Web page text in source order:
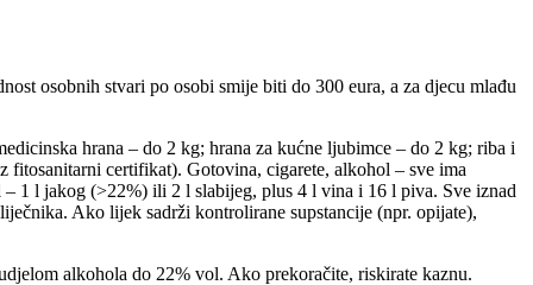
osobnih stvari po osobi smije biti do 300 eura, a za djecu mlađu
hrana – do 2 kg; hrana za kućne ljubimce – do 2 kg; riba i
fitosanitarni certifikat). Gotovina, cigarete, alkohol – sve ima
1 l jakog (>22%) ili 2 l slabijeg, plus 4 l vina i 16 l piva. Sve iznad
Ako lijek sadrži kontrolirane supstancije (npr. opijate),
alkohola do 22% vol. Ako prekoračite, riskirate kaznu.